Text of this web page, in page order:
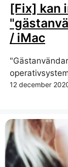
[Fix] kan
/ iMac
12 december